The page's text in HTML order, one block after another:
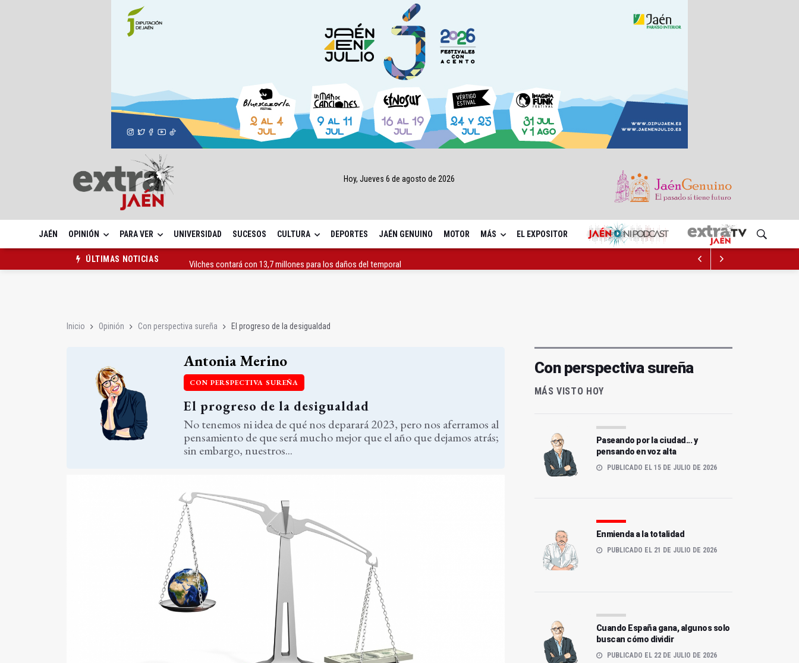
Hoy, Jueves 6 de agosto de 2026
JAÉN OPINIÓN PARA VER UNIVERSIDAD SUCESOS CULTURA DEPORTES JAÉN GENUINO MOTOR MÁS EL EXPOSITOR
ÚLTIMAS NOTICIAS
Vilches contará con 13,7 millones para los daños del temporal
Inicio Opinión Con perspectiva sureña El progreso de la desigualdad
Antonia Merino
CON PERSPECTIVA SUREÑA
El progreso de la desigualdad
No tenemos ni idea de qué nos deparará 2023, pero nos aferramos al
pensamiento de que será mucho mejor que el año que dejamos atrás;
sin embargo, nuestros...
Con perspectiva sureña
MÁS VISTO HOY
Paseando por la ciudad... y
pensando en voz alta
PUBLICADO EL 15 DE JULIO DE 2026
Enmienda a la totalidad
PUBLICADO EL 21 DE JULIO DE 2026
Cuando España gana, algunos solo
buscan cómo dividir
PUBLICADO EL 22 DE JULIO DE 2026